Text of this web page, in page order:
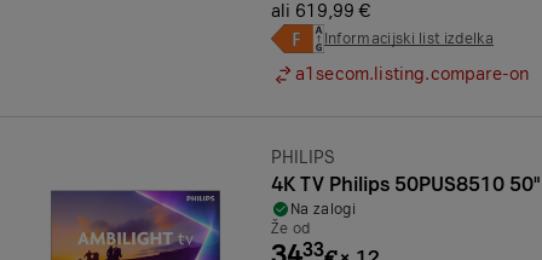
ali 619,99 €
Informacijski list izdelka
a1secom.listing.compare-on
Znamka:
PHILIPS
4K TV Philips 50PUS8510 50"
Na zalogi
Že od
33